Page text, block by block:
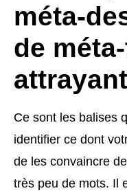
méta-
de
Ce sont les balises
identifier ce dont
de les convaincre
très peu de mots. Il